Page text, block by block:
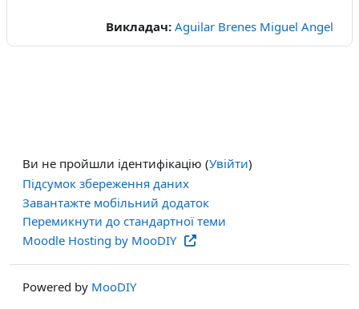
Викладач: Aguilar Brenes Miguel Angel
Ви не пройшли ідентифікацію (Увійти)
Підсумок збереження даних
Завантажте мобільний додаток
Перемикнути до стандартної теми
Moodle Hosting by MooDIY
Powered by MooDIY